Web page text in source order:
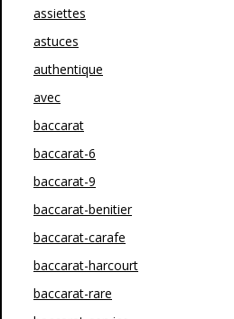
assiettes
astuces
authentique
avec
baccarat
baccarat-6
baccarat-9
baccarat-benitier
baccarat-carafe
baccarat-harcourt
baccarat-rare